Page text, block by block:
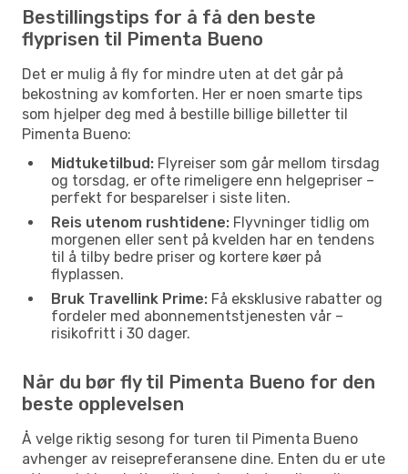
Bestillingstips for å få den beste
flyprisen til Pimenta Bueno
Det er mulig å fly for mindre uten at det går på
bekostning av komforten. Her er noen smarte tips
som hjelper deg med å bestille billige billetter til
Pimenta Bueno:
Midtuketilbud: Flyreiser som går mellom tirsdag
og torsdag, er ofte rimeligere enn helgepriser –
perfekt for besparelser i siste liten.
Reis utenom rushtidene: Flyvninger tidlig om
morgenen eller sent på kvelden har en tendens
til å tilby bedre priser og kortere køer på
flyplassen.
Bruk Travellink Prime: Få eksklusive rabatter og
fordeler med abonnementstjenesten vår –
risikofritt i 30 dager.
Når du bør fly til Pimenta Bueno for den
beste opplevelsen
Å velge riktig sesong for turen til Pimenta Bueno
avhenger av reisepreferansene dine. Enten du er ute